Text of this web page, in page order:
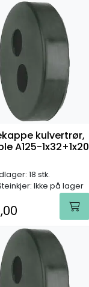
kulvertrør,
A125-1x32+1x20
18 stk.
Ikke på lager